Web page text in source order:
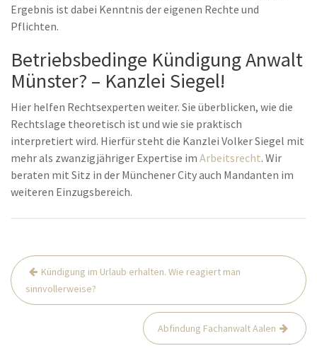
Ergebnis ist dabei Kenntnis der eigenen Rechte und
Pflichten.
Betriebsbedinge Kündigung Anwalt
Münster? – Kanzlei Siegel!
Hier helfen Rechtsexperten weiter. Sie überblicken, wie die
Rechtslage theoretisch ist und wie sie praktisch
interpretiert wird. Hierfür steht die Kanzlei Volker Siegel mit
mehr als zwanzigjähriger Expertise im Arbeitsrecht. Wir
beraten mit Sitz in der Münchener City auch Mandanten im
weiteren Einzugsbereich.
Beitrags-
Navigation
Kündigung im Urlaub erhalten. Wie reagiert man
sinnvollerweise?
Abfindung Fachanwalt Aalen